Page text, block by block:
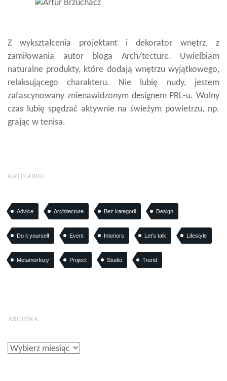
Z wykształcenia projektant i dekorator wnętrz, z
zamiłowania autor bloga Arch/tecture. Uwielbiam
naturalne produkty, które dodają wnętrzu wyjątkowego,
relaksującego charakteru. Nie lubię nudy, jestem
zafascynowany znienawidzonym designem PRL-u. Wolny
czas lubię spędzać aktywnie na świeżym powietrzu, np.
grając w tenisa.
KATEGORIE
Advice Architecture Bez kategorii Design
Do it yourself Event Interiors Let’s talk Lifestyle
Metamorfozy Project Studio Trend
ARCHIWA